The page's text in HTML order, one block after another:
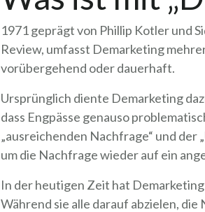
1971 geprägt von Phillip Kotler und
Review, umfasst Demarketing
vorübergehend oder dauerhaft.
Ursprünglich diente Demarketing
dass Engpässe genauso
„ausreichenden Nachfrage“ und
um die Nachfrage wieder auf ein
In der heutigen Zeit hat
Während sie alle darauf abzielen,